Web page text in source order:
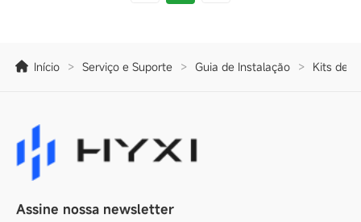
Início > Serviço e Suporte > Guia de Instalação > Kits de
Assine nossa newsletter